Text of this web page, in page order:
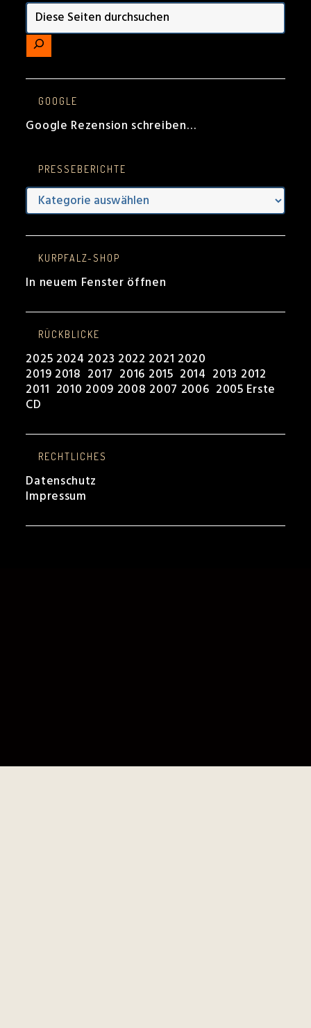
GOOGLE
Google Rezension schreiben…
PRESSEBERICHTE
Presseberichte
KURPFALZ-SHOP
In neuem Fenster öffnen
RÜCKBLICKE
2025 2024 2023 2022 2021 2020
2019 2018 2017 2016 2015 2014 2013 2012
2011 2010 2009 2008 2007 2006 2005 Erste
CD
RECHTLICHES
Datenschutz
Impressum